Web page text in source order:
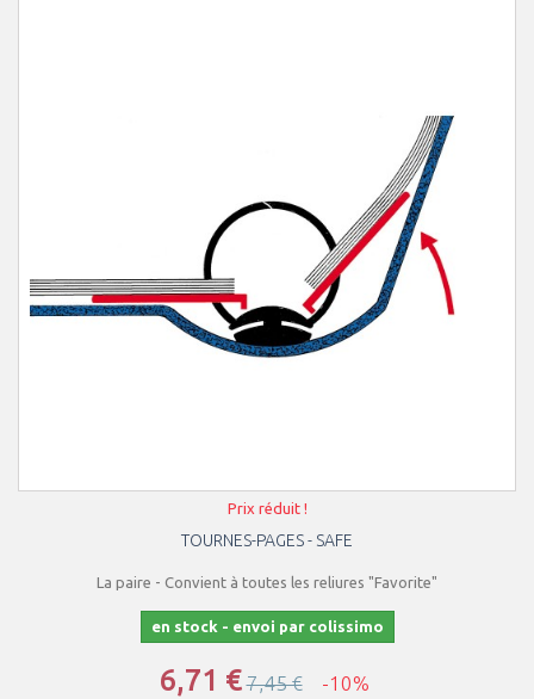
Prix réduit !
TOURNES-PAGES - SAFE
La paire - Convient à toutes les reliures "Favorite"
en stock - envoi par colissimo
6,71 €7,45 € -10%